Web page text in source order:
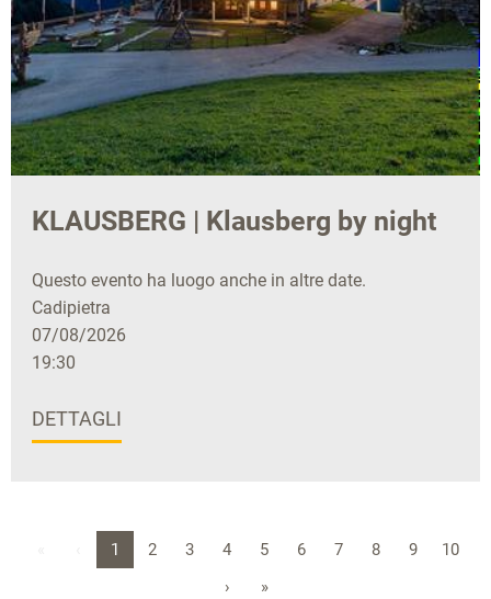
KLAUSBERG | Klausberg by night
Questo evento ha luogo anche in altre date.
Cadipietra
07/08/2026
19:30
DETTAGLI
1 2 3 4 5 6 7 8 9
10
›
»